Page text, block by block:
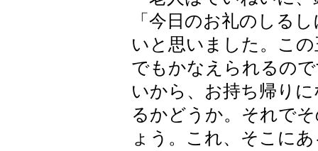
「今日のお礼のしる
いと思いました。こ
でもかなえられるの
いから、お持ち帰り
るかどうか。それで
ょう。これ、そこに